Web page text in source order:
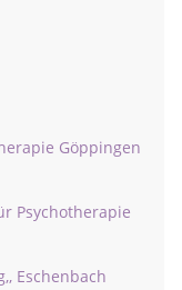
Göppingen
Psychotherapie
Eschenbach